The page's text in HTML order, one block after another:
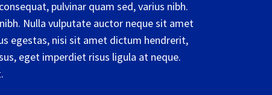
pulvinar quam sed, varius nibh.
Nulla vulputate auctor neque sit amet
egestas, nisi sit amet dictum hendrerit,
eget imperdiet risus ligula at neque.